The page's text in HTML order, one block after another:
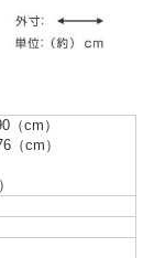
（cm）
（cm）